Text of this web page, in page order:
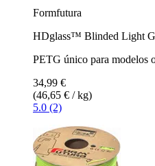
Formfutura
HDglass™ Blinded Light
PETG único para modelos
34,99 €
(46,65 € / kg)
5.0 (2)